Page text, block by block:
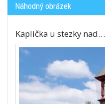
Náhodný obrázek
Kaplička u stezky nad…